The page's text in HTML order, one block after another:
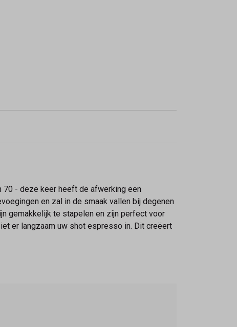
70 - deze keer heeft de afwerking een
en zal in de smaak vallen bij degenen
gemakkelijk te stapelen en zijn perfect voor
er langzaam uw shot espresso in. Dit creëert